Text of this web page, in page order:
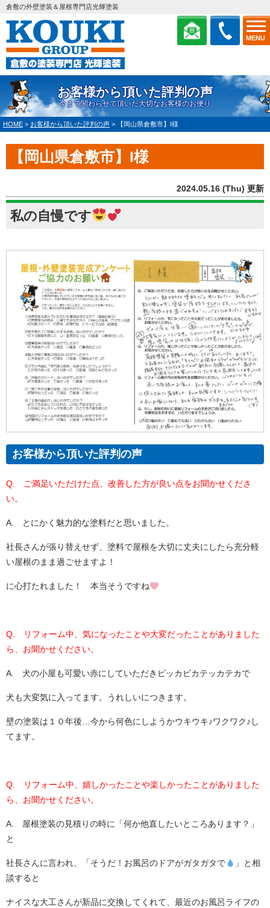
MENU
倉敷の外壁塗装＆屋根専門店光輝塗装
お客様から頂いた評判の声
今まで関わらせて頂いた大切なお客様のお便り
HOME > お客様から頂いた評判の声 > 【岡山県倉敷市】I様
【岡山県倉敷市】I様
2024.05.16 (Thu) 更新
私の自慢です
お客様から頂いた評判の声
Q. ご満足いただけた点、改善した方が良い点をお聞かせくださ
い。
A. とにかく魅力的な塗料だと思いました。
社長さんが張り替えせず、塗料で屋根を大切に丈夫にしたら充分軽
い屋根のまま過ごせますよ！
に心打たれました！ 本当そうですね
Q. リフォーム中、気になったことや大変だったことがありました
ら、お聞かせください。
A. 犬の小屋も可愛い赤にしていただきピッカピカテッカテカで
犬も大変気に入ってます。うれしいにつきます。
壁の塗装は１０年後…今から何色にしようかウキウキ♪ワクワク♪し
てます。
Q. リフォーム中、嬉しかったことや楽しかったことがありました
ら、お聞かせください。
A. 屋根塗装の見積りの時に「何か他直したいところあります？」
と
社長さんに言われ、「そうだ！お風呂のドアがガタガタで
」と相
談すると
ナイスな大工さんが新品に交換してくれて、最近のお風呂ライフの